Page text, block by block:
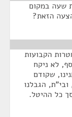
שעה במקום
הזאת?
הקבועות
לא ניקח
שקודם
הגבלנו